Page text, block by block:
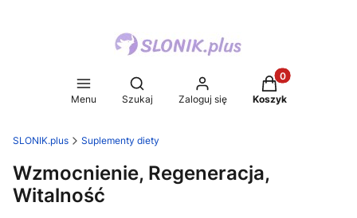
Menu
Otwórz wyszukiwarkę
Szukaj Zaloguj się
Produkty w
Koszyk
SLONIK.plus Suplementy diety
Wzmocnienie, Regeneracja,
Witalność